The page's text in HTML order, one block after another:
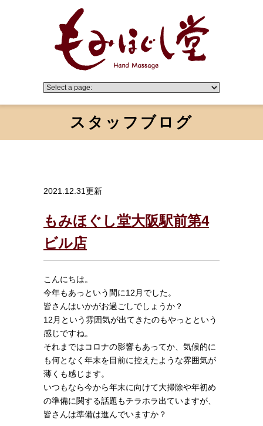
スタッフブログ
2021.12.31更新
もみほぐし堂大阪駅前第4
ビル店
こんにちは。
今年もあっという間に12月でした。
皆さんはいかがお過ごしでしょうか？
12月という雰囲気が出てきたのもやっとという
感じですね。
それまではコロナの影響もあってか、気候的に
も何となく年末を目前に控えたような雰囲気が
薄くも感じます。
いつもなら今から年末に向けて大掃除や年初め
の準備に関する話題もチラホラ出ていますが、
皆さんは準備は進んでいますか？